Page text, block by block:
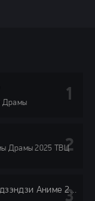
2024 года Российские Детектив Драмы
Журнал мононокэ, автор Тюдзэндзи Аниме 2025 Все (1-12 Серии) подряд